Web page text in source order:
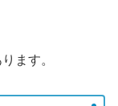
ます。